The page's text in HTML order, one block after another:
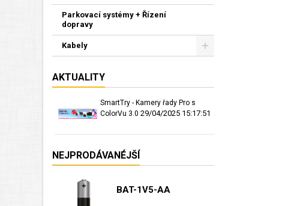
Parkovací systémy + Řízení
dopravy
Kabely
AKTUALITY
SmartTry - Kamery řady Pro s
ColorVu 3.0 29/04/2025 15:17:51
NEJPRODÁVANÉJŠÍ
BAT-1V5-AA